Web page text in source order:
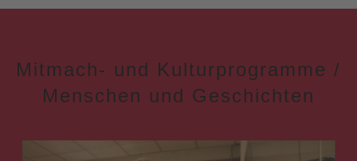
Mitmach- und Kulturprogramme /
Menschen und Geschichten